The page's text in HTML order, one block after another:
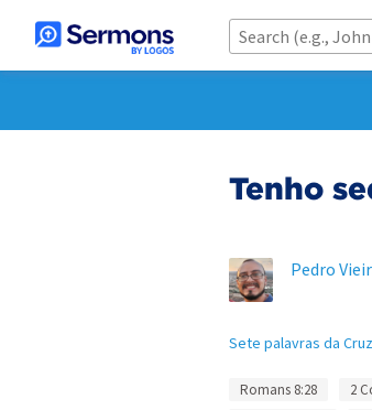
Tenho
Pedro
Sete palavras da Cruz
Romans 8:28 2